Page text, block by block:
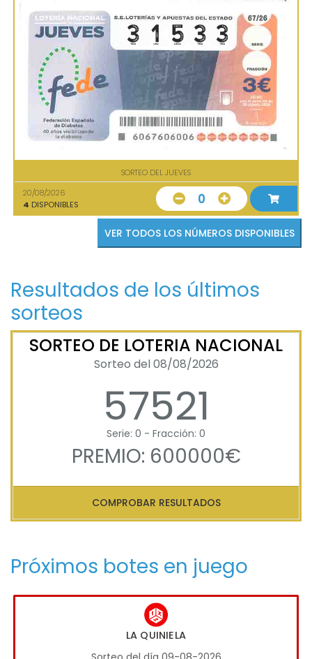
SORTEO DEL JUEVES
20/08/2026
4 DISPONIBLES 0
VER TODOS LOS NÚMEROS DISPONIBLES
Resultados de los últimos
sorteos
SORTEO DE LOTERIA NACIONAL
Sorteo del 08/08/2026
57521
Serie: 0 - Fracción: 0
PREMIO: 600000€
COMPROBAR RESULTADOS
Próximos botes en juego
LA QUINIELA